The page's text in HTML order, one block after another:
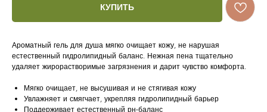
КУПИТЬ
Ароматный гель для душа мягко очищает кожу, не нарушая
естественный гидролипидный баланс. Нежная пена тщательно
удаляет жирорастворимые загрязнения и дарит чувство комфорта.
Мягко очищает, не высушивая и не стягивая кожу
Увлажняет и смягчает, укрепляя гидролипидный барьер
Поддерживает естественный рн-баланс